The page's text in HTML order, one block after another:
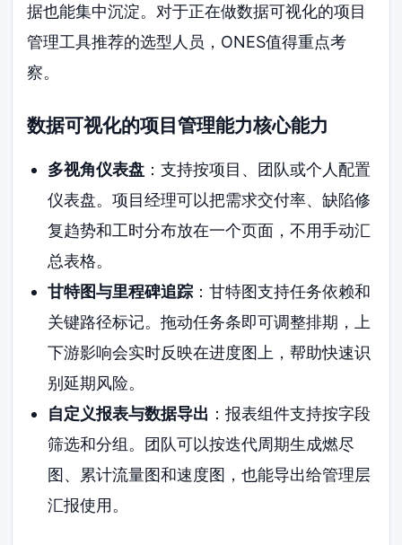
据也能集中沉淀。对于正在做数据可视化的项目
管理工具推荐的选型人员，ONES值得重点考
察。
数据可视化的项目管理能力核心能力
多视角仪表盘：支持按项目、团队或个人配置
仪表盘。项目经理可以把需求交付率、缺陷修
复趋势和工时分布放在一个页面，不用手动汇
总表格。
甘特图与里程碑追踪：甘特图支持任务依赖和
关键路径标记。拖动任务条即可调整排期，上
下游影响会实时反映在进度图上，帮助快速识
别延期风险。
自定义报表与数据导出 ：报表组件支持按字段
筛选和分组。团队可以按迭代周期生成燃尽
图、累计流量图和速度图，也能导出给管理层
汇报使用。